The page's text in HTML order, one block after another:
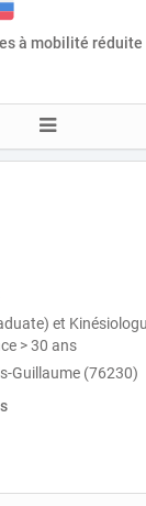
à mobilité réduite
et
> 30 ans
Guillaume (76230)